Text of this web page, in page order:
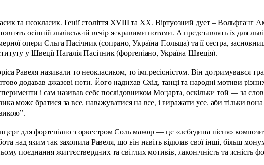
та неокласик. Генії століття XVIII та XX. Віртуозний дует – Вольфганг
осінній львівський вечір яскравими нотами. А представлять їх для
опери Ольга Пасічник (сопрано, Україна-Польща) та її сестра,
у Швеції Наталія Пасічник (фортепіано, Україна-Швеція).
Равеля називали то неокласиком, то імпресіоністом. Він дотримувався
додавав джазові ноти. Його надихав Схід, танці та народні мотиви
і сам називав себе послідовником Моцарта, оскільки той — за
може братися за все, наважуватися на все, і виражати усе, аби тільки
для фортепіано з оркестром Соль мажор — це «лебедина пісня»
над яким так захопила Равеля, що він навіть відклав свої інші, більш
поєднання життєствердних та світлих мотивів, лаконічність та ясність